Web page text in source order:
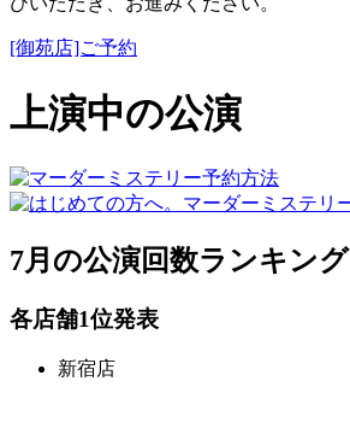
[御苑店]ご予約
上演中の公演
7月の公演回数ランキング
各店舗1位発表
新宿店